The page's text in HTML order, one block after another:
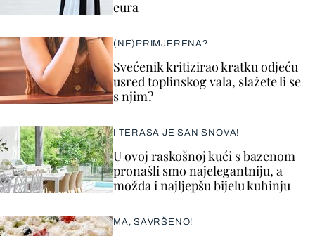
eura
(NE)PRIMJERENA?
Svećenik kritizirao kratku odjeću
usred toplinskog vala, slažete li se
s njim?
I TERASA JE SAN SNOVA!
U ovoj raskošnoj kući s bazenom
pronašli smo najelegantniju, a
možda i najljepšu bijelu kuhinju
MA, SAVRŠENO!